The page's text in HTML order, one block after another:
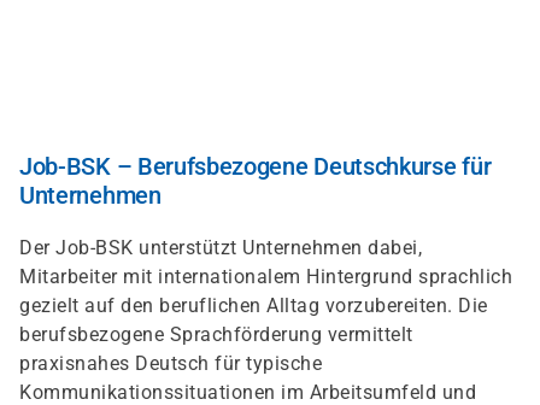
Job-BSK – Berufsbezogene Deutschkurse für
Unternehmen
Der Job-BSK unterstützt Unternehmen dabei,
Mitarbeiter mit internationalem Hintergrund sprachlich
gezielt auf den beruflichen Alltag vorzubereiten. Die
berufsbezogene Sprachförderung vermittelt
praxisnahes Deutsch für typische
Kommunikationssituationen im Arbeitsumfeld und